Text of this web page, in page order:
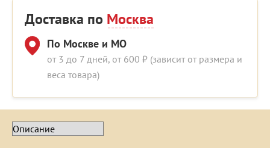
Доставка по Москва
По Москве и МО
от 3 до 7 дней, от 600 ₽ (зависит от размера и
веса товара)